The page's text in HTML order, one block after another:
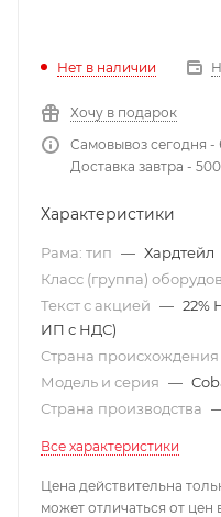
Нет в наличии
Хочу в подарок
Самовывоз сегодня -
Доставка завтра -
Характеристики
Рама: тип — Хардтейл
Класс (группа)
Текст с акцией — 22%
ИП с НДС)
Страна происхождения
Модель и серия —
Страна производства
Все характеристики
Цена действительна
может отличаться от цен